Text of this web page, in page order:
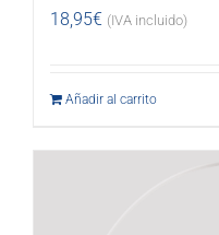
18,95€ (IVA incluido)
Añadir al carrito